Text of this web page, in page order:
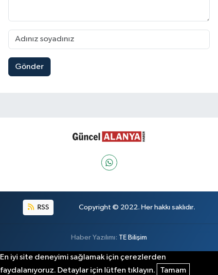
Gönder
RSS Copyright © 2022. Her hakkı saklıdır.
Haber Yazılımı: TE Bilişim
En iyi site deneyimi sağlamak için çerezlerden
faydalanıyoruz. Detaylar için lütfen tıklayın.
Tamam